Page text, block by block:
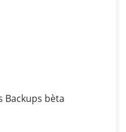
Backups bèta